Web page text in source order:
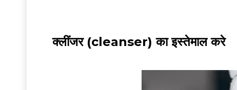
क्लींजर (cleanser) का इस्तेमाल करे